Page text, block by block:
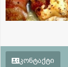
კონტაქტი